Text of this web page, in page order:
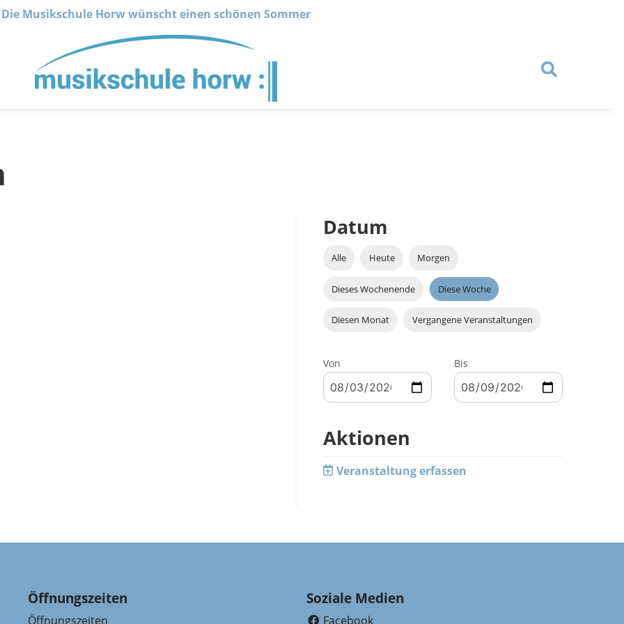
Die Musikschule Horw wünscht einen schönen Sommer
Datum
Alle Heute Morgen
Dieses Wochenende Diese Woche
Diesen Monat Vergangene Veranstaltungen
Von Bis
Aktionen
Veranstaltung erfassen
Öffnungszeiten
Öffnungszeiten
Soziale Medien
Facebook